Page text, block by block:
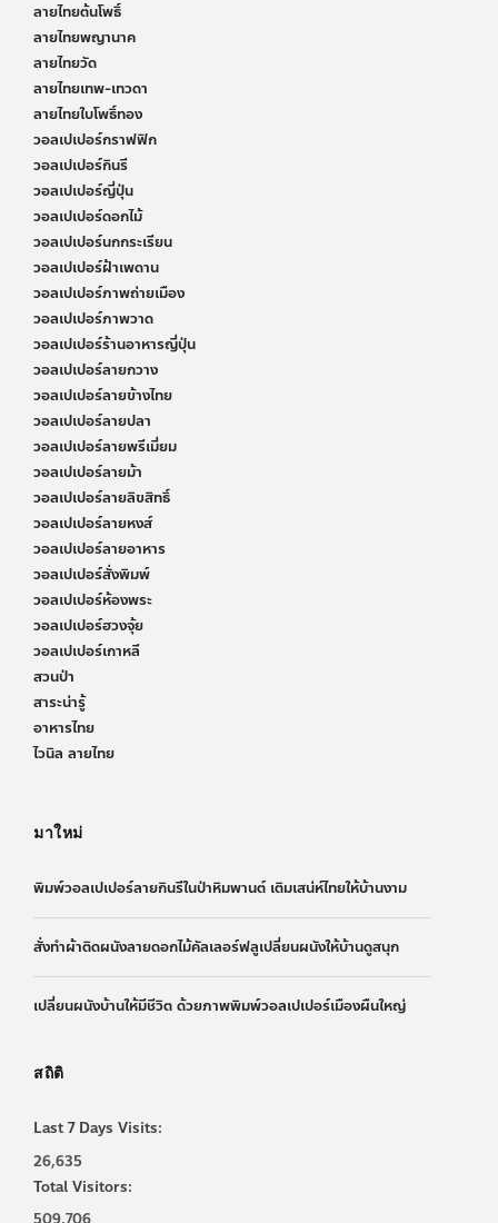
ลายไทยต้นโพธิ์
ลายไทยพญานาค
ลายไทยวัด
ลายไทยเทพ-เทวดา
ลายไทยใบโพธิ์ทอง
วอลเปเปอร์กราฟฟิก
วอลเปเปอร์กินรี
วอลเปเปอร์ญี่ปุ่น
วอลเปเปอร์ดอกไม้
วอลเปเปอร์นกกระเรียน
วอลเปเปอร์ฝ้าเพดาน
วอลเปเปอร์ภาพถ่ายเมือง
วอลเปเปอร์ภาพวาด
วอลเปเปอร์ร้านอาหารญี่ปุ่น
วอลเปเปอร์ลายกวาง
วอลเปเปอร์ลายข้างไทย
วอลเปเปอร์ลายปลา
วอลเปเปอร์ลายพรีเมี่ยม
วอลเปเปอร์ลายม้า
วอลเปเปอร์ลายลิขสิทธิ์
วอลเปเปอร์ลายหงส์
วอลเปเปอร์ลายอาหาร
วอลเปเปอร์สั่งพิมพ์
วอลเปเปอร์ห้องพระ
วอลเปเปอร์ฮวงจุ้ย
วอลเปเปอร์เกาหลี
สวนป่า
สาระน่ารู้
อาหารไทย
ไวนิล ลายไทย
มาใหม่
พิมพ์วอลเปเปอร์ลายกินรีในป่าหิมพานต์ เติมเสน่ห์ไทยให้บ้านงาม
สั่งทำผ้าติดผนังลายดอกไม้คัลเลอร์ฟลูเปลี่ยนผนังให้บ้านดูสนุก
เปลี่ยนผนังบ้านให้มีชีวิต ด้วยภาพพิมพ์วอลเปเปอร์เมืองผืนใหญ่
สถิติ
Last 7 Days Visits:
26,635
Total Visitors: